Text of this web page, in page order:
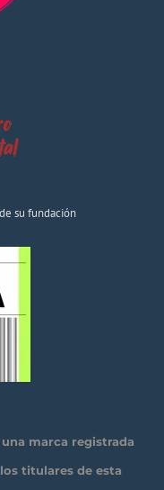
su fundación
marca registrada
titulares de esta